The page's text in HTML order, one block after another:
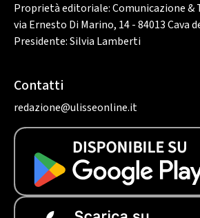
Proprietà editoriale: Comunicazione &
via Ernesto Di Marino, 14 - 84013 Cava
Presidente: Silvia Lamberti
Contatti
redazione@ulisseonline.it